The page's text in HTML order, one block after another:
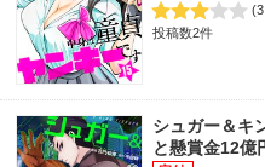
投稿数2件
シュガー＆キ
と懸賞金12億